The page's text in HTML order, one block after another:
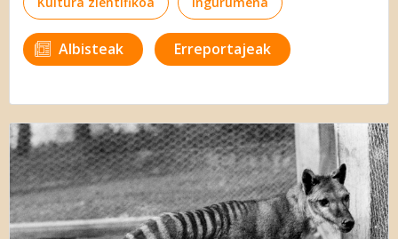
Albisteak Erreportajeak